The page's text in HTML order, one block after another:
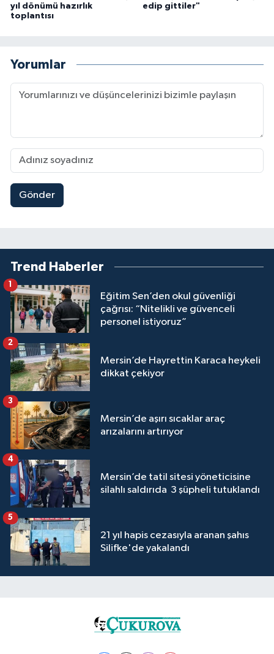
yıl dönümü hazırlık
toplantısı
edip gittiler"
Yorumlar
Gönder
Trend Haberler
Eğitim Sen’den okul güvenliği
çağrısı: “Nitelikli ve güvenceli
personel istiyoruz”
Mersin’de Hayrettin Karaca heykeli
dikkat çekiyor
2
Mersin’de aşırı sıcaklar araç
arızalarını artırıyor
3
Mersin’de tatil sitesi yöneticisine
silahlı saldırıda 3 şüpheli tutuklandı
4
21 yıl hapis cezasıyla aranan şahıs
Silifke'de yakalandı
5